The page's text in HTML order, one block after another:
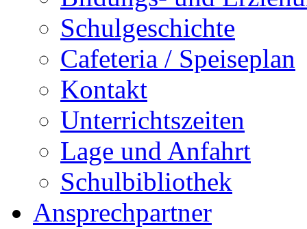
Schulgeschichte
Cafeteria / Speiseplan
Kontakt
Unterrichtszeiten
Lage und Anfahrt
Schulbibliothek
Ansprechpartner